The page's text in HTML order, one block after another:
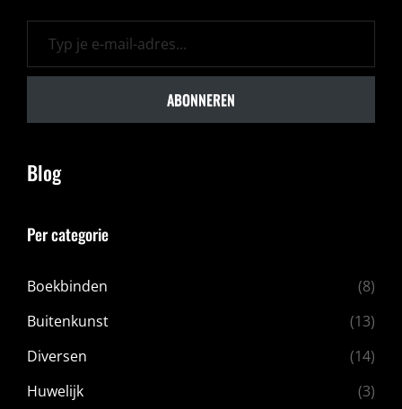
Typ je e-mail-adres...
ABONNEREN
Blog
Per categorie
Boekbinden
(8)
Buitenkunst
(13)
Diversen
(14)
Huwelijk
(3)